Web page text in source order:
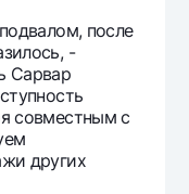
после
-
Сарвар
совместным с
других